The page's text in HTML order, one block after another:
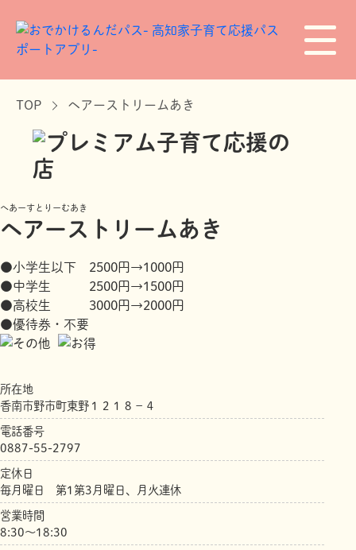
TOP ヘアーストリームあき
へあーすとりーむあき
ヘアーストリームあき
●小学生以下 2500円→1000円
●中学生 2500円→1500円
●高校生 3000円→2000円
●優待券・不要
所在地
香南市野市町東野１２１８－４
電話番号
0887-55-2797
定休日
毎月曜日 第1第3月曜日、月火連休
営業時間
8:30～18:30